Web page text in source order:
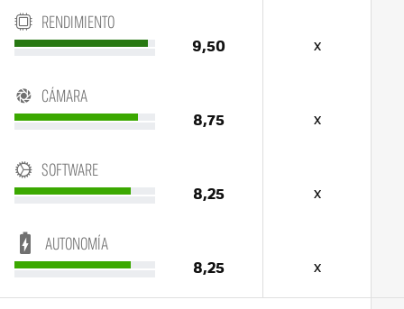
RENDIMIENTO
9,50 x
CÁMARA
8,75 x
SOFTWARE
8,25 x
AUTONOMÍA
8,25 x